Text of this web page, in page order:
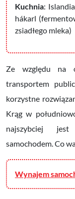
Kuchnia:
hákarl
zsiadłego mleka)
Ze względu na
transportem
korzystne
Krąg w
najszybciej jest
samochodem. Co
Wynajem